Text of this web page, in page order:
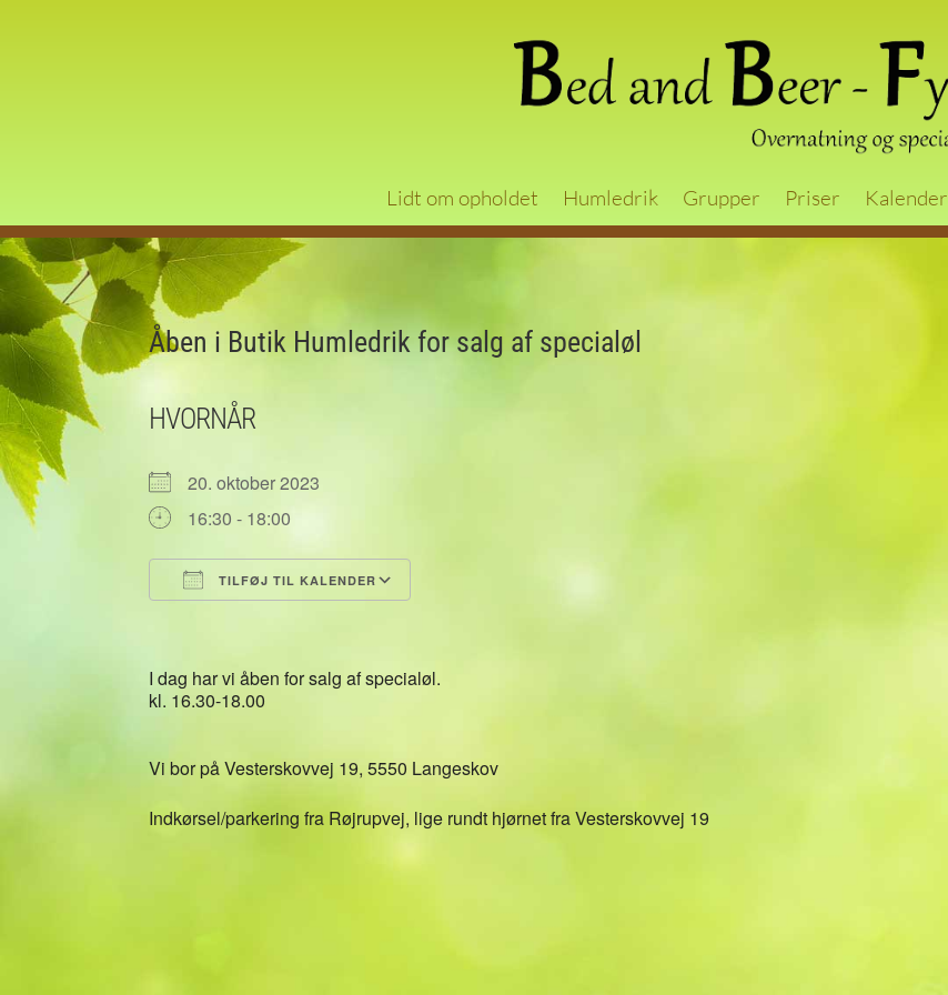
Lidt om opholdet Humledrik Grupper Priser Kalender
Åben i Butik Humledrik for salg af specialøl
HVORNÅR
20. oktober 2023
16:30 - 18:00
TILFØJ TIL KALENDER
I dag har vi åben for salg af specialøl.
kl. 16.30-18.00
Vi bor på Vesterskovvej 19, 5550 Langeskov
Indkørsel/parkering fra Røjrupvej, lige rundt hjørnet fra Vesterskovvej 19